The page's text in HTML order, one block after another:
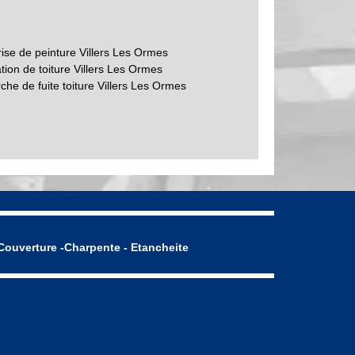
de peinture Villers Les Ormes
de toiture Villers Les Ormes
de fuite toiture Villers Les Ormes
-Charpente - Etancheite